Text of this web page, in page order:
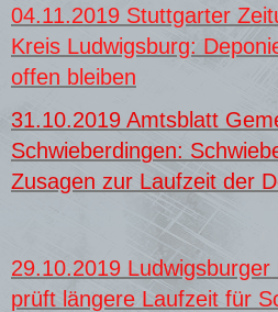
04.11.2019 Stuttgarter
Kreis Ludwigsburg:
offen bleiben
31.10.2019 Amtsblatt
Schwieberdingen:
Zusagen zur Laufzeit der
29.10.2019
prüft längere Laufzeit für